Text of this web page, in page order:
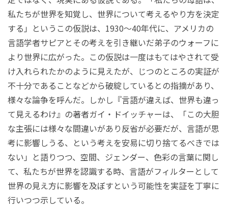
私たちが世界を知覚し、世界について考えるやり方を決定
する」というこの仮説は、 1930〜40年代に、アメリカの
言語学者サピアとその考えを引き継いだ弟子のウォーフに
より世界に広がった。この仮説は一度はもてはやされて受
け入れられたかのように見えたが、じつのところの実証が
不十分であることなどから破綻しているとの指摘があり、
様々な論争を呼んだ。しかし 『言語が違えば、世界も違っ
て見えるわけ』の著者ガイ・ドイッチャーは、「この大胆
な主張には様々な間違いがあり反省が必要だが、言語が思
考に影響しうる、という考えを安易に切り捨てるべきでは
ない」と語りつつ、空間、ジェンダー、色彩の言葉に関し
て、私たちが世界を認識する時、言語がフィルターとして
世界の見え方に影響を及ぼすという可能性を実証を丁寧に
行いつつ示している。